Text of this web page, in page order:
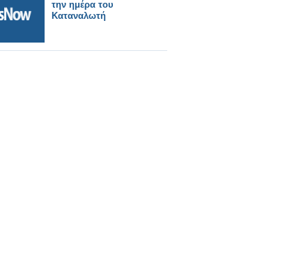
την ημέρα του
Καταναλωτή